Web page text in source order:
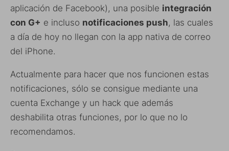
aplicación de Facebook), una posible integración
con G+ e incluso notificaciones push, las cuales
a día de hoy no llegan con la app nativa de correo
del iPhone.
Actualmente para hacer que nos funcionen estas
notificaciones, sólo se consigue mediante una
cuenta Exchange y un hack que además
deshabilita otras funciones, por lo que no lo
recomendamos.